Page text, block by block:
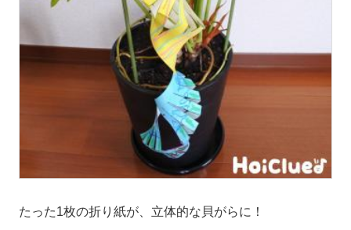
たった1枚の折り紙が、立体的な貝がらに！